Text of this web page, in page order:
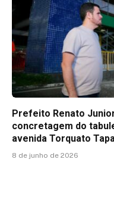
Prefeito Renato
concretagem do
avenida Torquato
8 de junho de 2026